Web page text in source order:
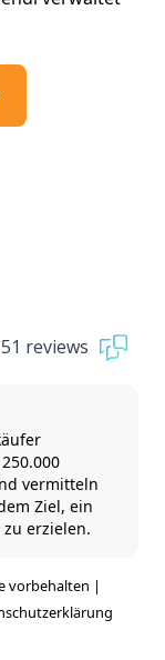
51 reviews
vermitteln
Ziel, ein
erzielen.
vorbehalten |